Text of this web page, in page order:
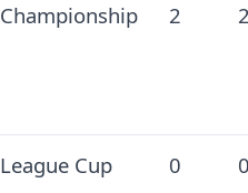
Championship 2
League Cup 0